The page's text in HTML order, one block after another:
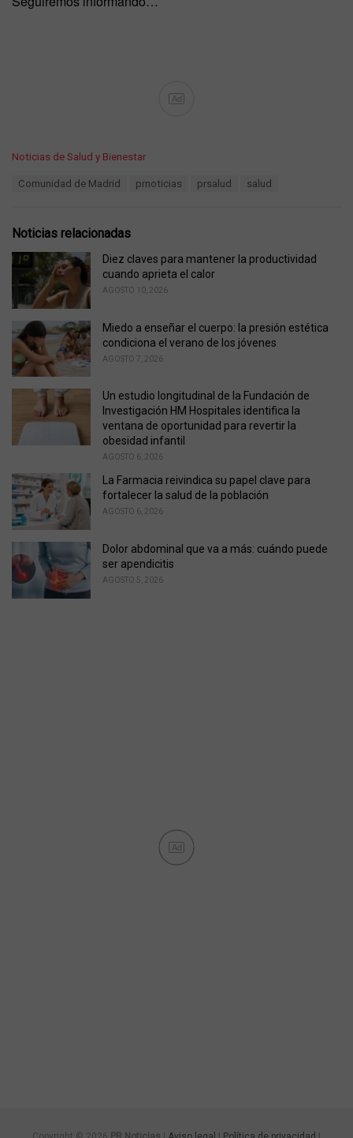
Ad
C
o
r
i
:
Noticias de Salud y Bienestar
:
Comunidad de Madrid prnoticias prsalud salud
Noticias relacionadas
Diez claves para mantener la productividad
cuando aprieta el calor
AGOSTO 10, 2026
Miedo a enseñar el cuerpo: la presión estética
condiciona el verano de los jóvenes
AGOSTO 7, 2026
Un estudio longitudinal de la Fundación de
Investigación HM Hospitales identifica la
ventana de oportunidad para revertir la
obesidad infantil
AGOSTO 6, 2026
La Farmacia reivindica su papel clave para
fortalecer la salud de la población
AGOSTO 6, 2026
Dolor abdominal que va a más: cuándo puede
ser apendicitis
AGOSTO 5, 2026
Ad